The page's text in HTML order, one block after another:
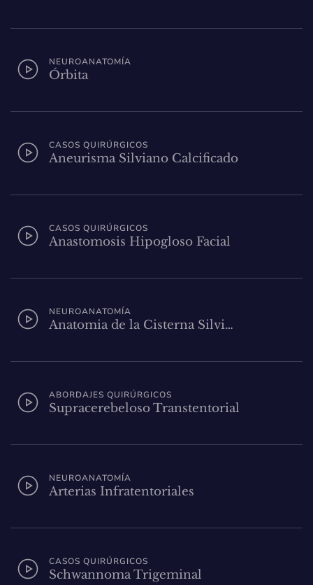
NEUROANATOMÍA
Órbita
CASOS QUIRÚRGICOS
Aneurisma Silviano Calcificado
CASOS QUIRÚRGICOS
Anastomosis Hipogloso Facial
NEUROANATOMÍA
Anatomia de la Cisterna Silvi…
ABORDAJES QUIRÚRGICOS
Supracerebeloso Transtentorial
NEUROANATOMÍA
Arterias Infratentoriales
CASOS QUIRÚRGICOS
Schwannoma Trigeminal